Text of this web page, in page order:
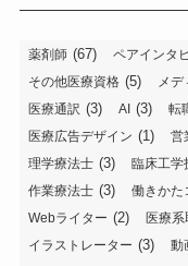
薬剤師 (67) ペアインタ
その他医療資格 (5) メデ
医療通訳 (3) AI (3) 転
医療広告デザイン (1) 営
理学療法士 (3) 臨床工学
作業療法士 (3) 働きかた
Webライター (2) 医療系
イラストレーター (3) 動